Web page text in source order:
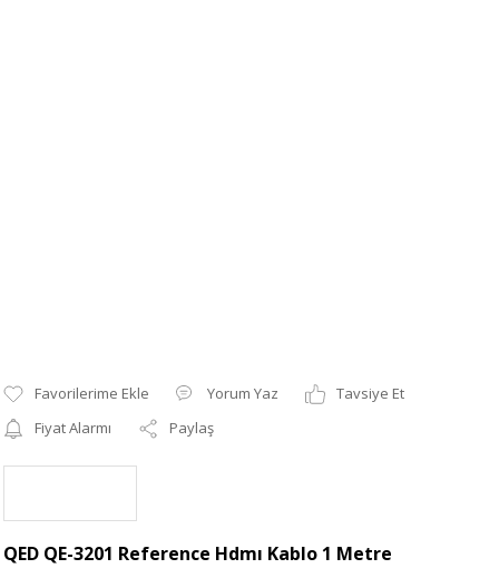
Yorum Yaz
Tavsiye Et
Fiyat Alarmı
Paylaş
QED QE-3201 Reference Hdmı Kablo 1 Metre